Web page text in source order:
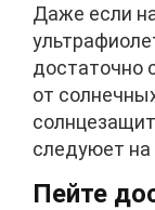
Даже если
достаточно
от
следуюет на
Пейте